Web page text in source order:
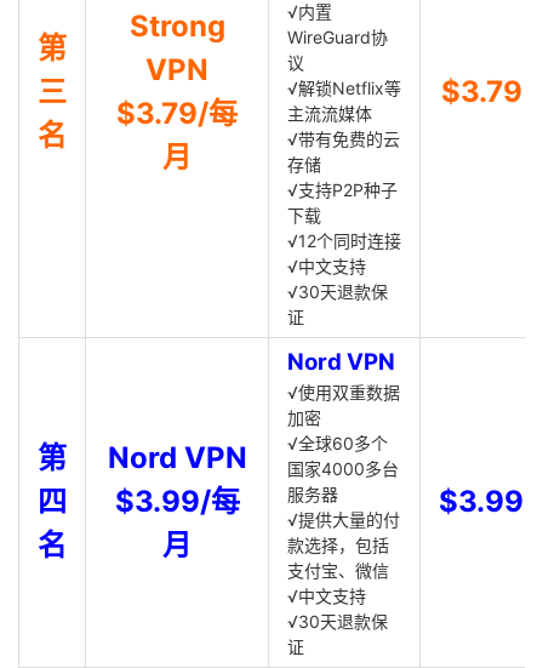
第
三
名
Strong
VPN
$3.79/每
月
√内置
WireGuard协
议
√解锁Netflix等
主流流媒体
√带有免费的云
存储
√支持P2P种子
下载
√12个同时连接
√中文支持
√30天退款保
证
$3.79
第
四
名
Nord VPN
$3.99/每
月
Nord VPN
√使用双重数据
加密
√全球60多个
国家4000多台
服务器
√提供大量的付
款选择，包括
支付宝、微信
√中文支持
√30天退款保
证
$3.99